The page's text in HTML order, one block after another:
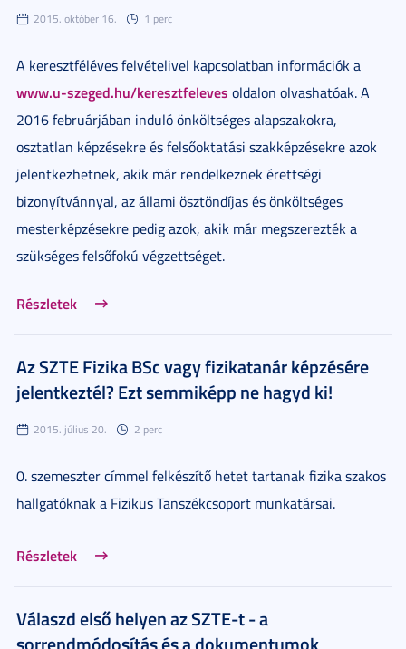
2015. október 16. 1 perc
A keresztféléves felvételivel kapcsolatban információk a
www.u-szeged.hu/keresztfeleves oldalon olvashatóak. A
2016 februárjában induló önköltséges alapszakokra,
osztatlan képzésekre és felsőoktatási szakképzésekre azok
jelentkezhetnek, akik már rendelkeznek érettségi
bizonyítvánnyal, az állami ösztöndíjas és önköltséges
mesterképzésekre pedig azok, akik már megszerezték a
szükséges felsőfokú végzettséget.
Részletek
Az SZTE Fizika BSc vagy fizikatanár képzésére
jelentkeztél? Ezt semmiképp ne hagyd ki!
2015. július 20. 2 perc
0. szemeszter címmel felkészítő hetet tartanak fizika szakos
hallgatóknak a Fizikus Tanszékcsoport munkatársai.
Részletek
Válaszd első helyen az SZTE-t - a
sorrendmódosítás és a dokumentumok